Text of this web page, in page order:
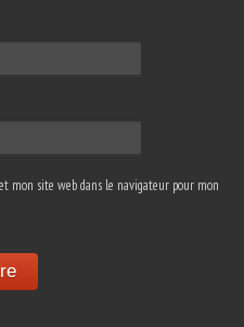
mon site web dans le navigateur pour mon